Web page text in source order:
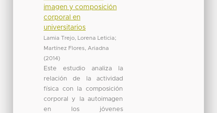
imagen y composición
corporal en
universitarios
Lamia Trejo, Lorena Leticia;
Martínez Flores, Ariadna
(2014)
Este estudio analiza la
relación de la actividad
física con la composición
corporal y la autoimagen
en los jóvenes